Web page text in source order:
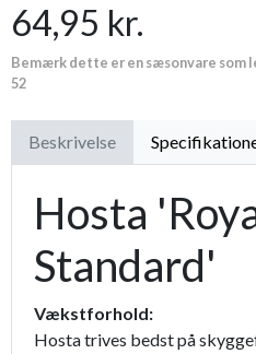
64,95 kr.
Bemærk dette er en sæsonvare som
52
Beskrivelse
Hosta
Standard'
Vækstforhold:
Hosta trives bedst på